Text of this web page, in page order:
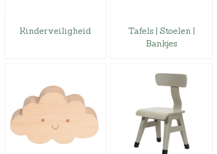
Kinderveiligheid
Tafels | Stoelen |
Bankjes